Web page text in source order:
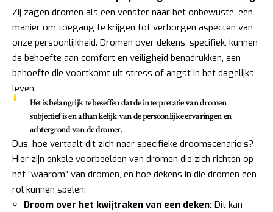
Zij zagen dromen als een venster naar het onbewuste, een
manier om toegang te krijgen tot verborgen aspecten van
onze persoonlijkheid. Dromen over dekens, specifiek, kunnen
de behoefte aan comfort en veiligheid benadrukken, een
behoefte die voortkomt uit stress of angst in het dagelijks
leven.
Het is belangrijk te beseffen dat de interpretatie van dromen
subjectief is en afhankelijk van de persoonlijke ervaringen en
achtergrond van de dromer.
Dus, hoe vertaalt dit zich naar specifieke droomscenario’s?
Hier zijn enkele voorbeelden van dromen die zich richten op
het “waarom” van dromen, en hoe dekens in die dromen een
rol kunnen spelen:
Droom over het kwijtraken van een deken: Dit kan